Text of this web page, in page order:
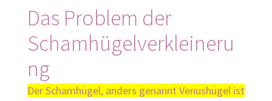
Das Problem der
Schamhügelverkleineru
ng
Der Schamhügel, anders genannt Venushügel ist